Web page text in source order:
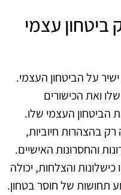
ביטחון עצמי
על הביטחון העצמי.
ואת הכישורים
הביטחון העצמי שלו.
רק בהצהרות חיוביות,
והחסרונות האישיים.
והצלחות, יכולה
תחושות של חוסר בטחון.